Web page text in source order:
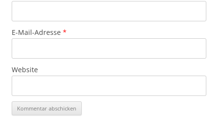
E-Mail-Adresse *
Website